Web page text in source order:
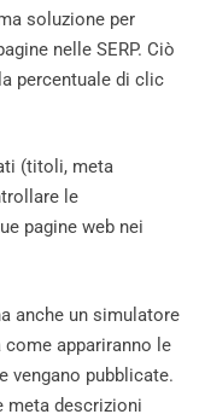
soluzione per
nelle SERP. Ciò
percentuale di clic
(titoli, meta
le
pagine web nei
anche un simulatore
come appariranno le
vengano pubblicate.
meta descrizioni